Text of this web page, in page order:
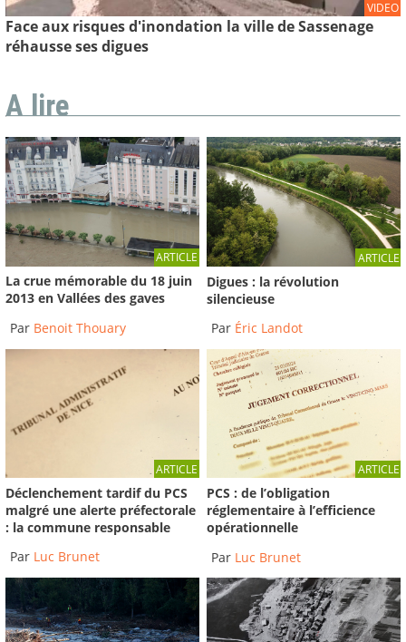
VIDEO
Face aux risques d'inondation la ville de Sassenage
réhausse ses digues
A lire
ARTICLE
La crue mémorable du 18 juin
2013 en Vallées des gaves
Par Benoit Thouary
ARTICLE
Digues : la révolution
silencieuse
Par Éric Landot
ARTICLE
Déclenchement tardif du PCS
malgré une alerte préfectorale
: la commune responsable
Par Luc Brunet
ARTICLE
PCS : de l’obligation
réglementaire à l’efficience
opérationnelle
Par Luc Brunet